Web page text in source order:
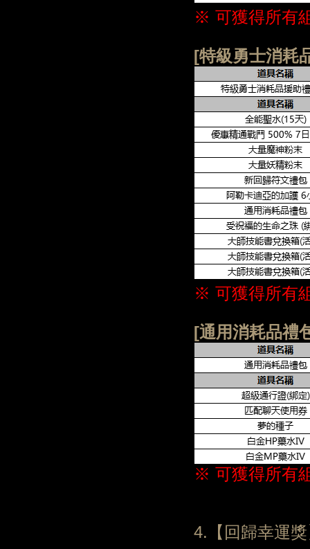
※ 可獲得所有
[特級勇士消耗
※ 可獲得所有
[通用消耗品禮
※ 可獲得所有
4.【回歸幸運